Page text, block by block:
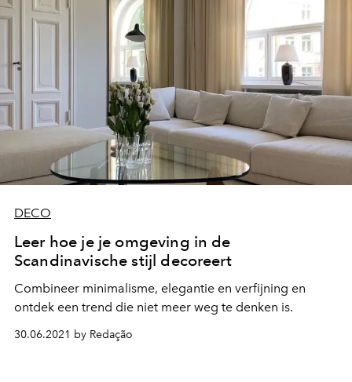
DECO
Leer hoe je je omgeving in de
Scandinavische stijl decoreert
Combineer minimalisme, elegantie en verfijning en
ontdek een trend die niet meer weg te denken is.
30.06.2021 by Redação